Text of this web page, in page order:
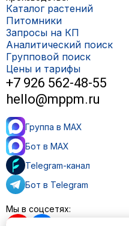
Каталог растений
Питомники
Запросы на КП
Аналитический поиск
Групповой поиск
Цены и тарифы
+7 926 562-48-55
hello@mppm.ru
Группа в MAX
Бот в MAX
Telegram-канал
Бот в Telegram
Мы в соцсетях: